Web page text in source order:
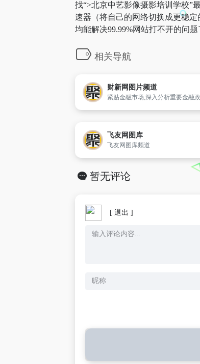
找“>北京中艺影像摄影培训学校”
速器（将自己的网络切换成更稳
均能解决99.99%网站打不开的问
相关导航
财新网图片频道
飞友网图库
飞友网图库频道
暂无评论
[ 退出 ]